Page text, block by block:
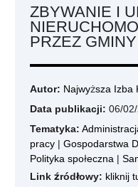
ZBYWANIE I
PRZEZ
Autor: Najwyższa Izba
Data publikacji: 06/
Tematyka:
pracy | Gospodarstwa
Polityka społeczna |
Link źródłowy: kliknij